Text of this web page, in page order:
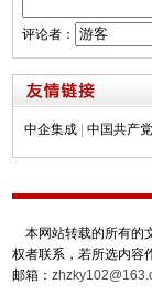
评论者：
中企集成 | 中国共产
本网站转载的所有的
权者联系，若所选内容
邮箱：